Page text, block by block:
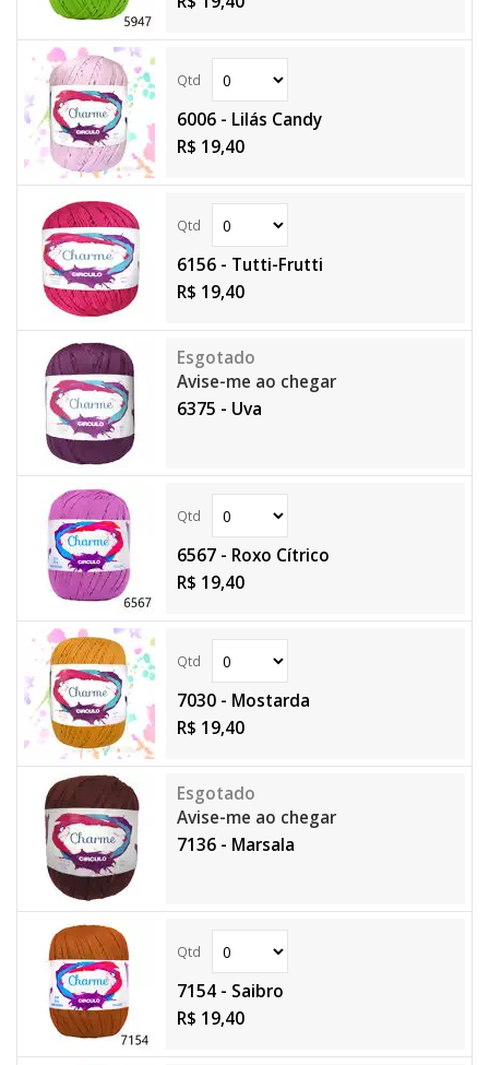
6006 - Lilás Candy
R$ 19,40
6156 - Tutti-Frutti
R$ 19,40
Avise-me ao chegar
6375 - Uva
6567 - Roxo Cítrico
R$ 19,40
7030 - Mostarda
R$ 19,40
Avise-me ao chegar
7136 - Marsala
7154 - Saibro
R$ 19,40